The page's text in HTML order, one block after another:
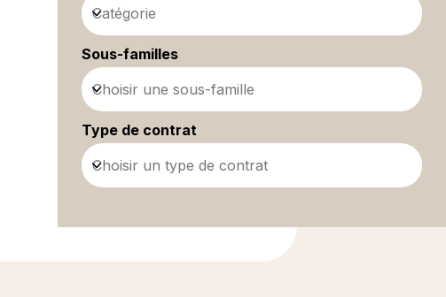
Catégorie
Sous-familles
Choisir une sous-famille
Type de contrat
Choisir un type de contrat